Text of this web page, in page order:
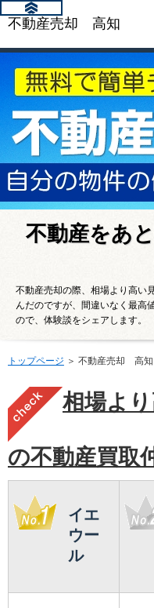
不動産売却 高知
不動産をあ
不動産売却の際、相場より高い
んだのですが、間違いなく最高
ので、体験談をシェアします。
トップページ ＞ 不動産売却 高知
相場よ
の不動産買取
イエ
ウー
ル